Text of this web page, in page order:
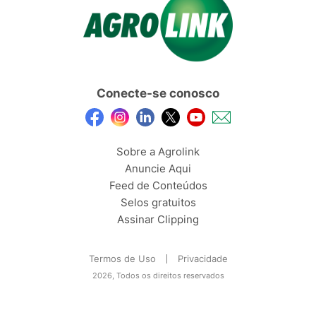
Conecte-se conosco
Sobre a Agrolink
Anuncie Aqui
Feed de Conteúdos
Selos gratuitos
Assinar Clipping
Termos de Uso Privacidade
2026, Todos os direitos reservados